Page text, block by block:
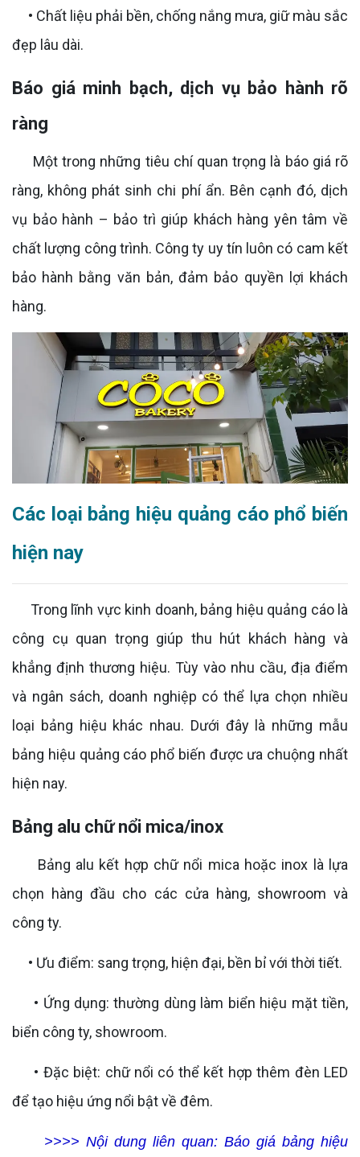
• Chất liệu phải bền, chống nắng mưa, giữ màu sắc
đẹp lâu dài.
Báo giá minh bạch, dịch vụ bảo hành rõ
ràng
Một trong những tiêu chí quan trọng là báo giá rõ
ràng, không phát sinh chi phí ẩn. Bên cạnh đó, dịch
vụ bảo hành – bảo trì giúp khách hàng yên tâm về
chất lượng công trình. Công ty uy tín luôn có cam kết
bảo hành bằng văn bản, đảm bảo quyền lợi khách
hàng.
Các loại bảng hiệu quảng cáo phổ biến
hiện nay
Trong lĩnh vực kinh doanh, bảng hiệu quảng cáo là
công cụ quan trọng giúp thu hút khách hàng và
khẳng định thương hiệu. Tùy vào nhu cầu, địa điểm
và ngân sách, doanh nghiệp có thể lựa chọn nhiều
loại bảng hiệu khác nhau. Dưới đây là những mẫu
bảng hiệu quảng cáo phổ biến được ưa chuộng nhất
hiện nay.
Bảng alu chữ nổi mica/inox
Bảng alu kết hợp chữ nổi mica hoặc inox là lựa
chọn hàng đầu cho các cửa hàng, showroom và
công ty.
• Ưu điểm: sang trọng, hiện đại, bền bỉ với thời tiết.
• Ứng dụng: thường dùng làm biển hiệu mặt tiền,
biển công ty, showroom.
• Đặc biệt: chữ nổi có thể kết hợp thêm đèn LED
để tạo hiệu ứng nổi bật về đêm.
>>>> Nội dung liên quan: Báo giá bảng hiệu